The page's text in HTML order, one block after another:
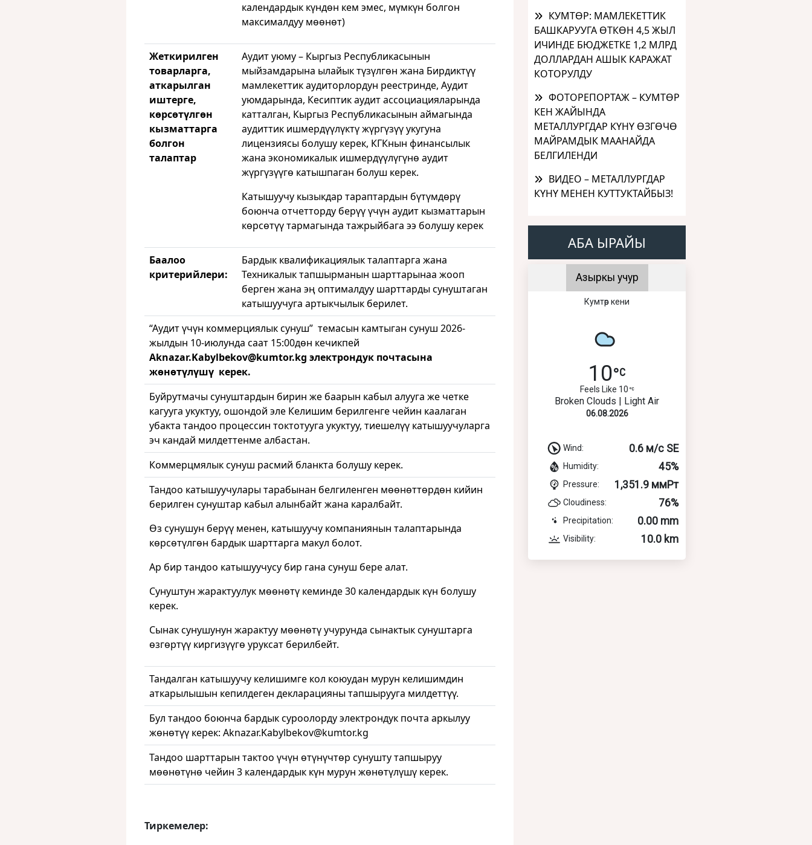
календардык күндөн кем эмес, мүмкүн болгон
максималдуу мөөнөт)
Жеткирилген
товарларга,
аткарылган
иштерге,
көрсөтүлгөн
кызматтарга
болгон
талаптар
Аудит уюму – Кыргыз Республикасынын
мыйзамдарына ылайык түзүлгөн жана Бирдиктүү
мамлекеттик аудиторлордун реестринде, Аудит
уюмдарында, Кесиптик аудит ассоциацияларында
катталган, Кыргыз Республикасынын аймагында
аудиттик ишмердүүлүктү жүргүзүү укугуна
лицензиясы болушу керек, КГКнын финансылык
жана экономикалык ишмердүүлүгүнө аудит
жүргүзүүгө катышпаган болуш керек.
Катышуучу кызыкдар тараптардын бүтүмдөрү
боюнча отчетторду берүү үчүн аудит кызматтарын
көрсөтүү тармагында тажрыйбага ээ болушу керек
Баалоо
критерийлери:
Бардык квалификациялык талаптарга жана
Техникалык тапшырманын шарттарынаа жооп
берген жана эң оптималдуу шарттарды сунуштаган
катышуучуга артыкчылык берилет.
“Аудит үчүн коммерциялык сунуш” темасын камтыган сунуш 2026-
жылдын 10-июлунда саат 15:00дөн кечикпей
Aknazar.Kabylbekov@kumtor.kg электрондук почтасына
жөнөтүлүшү керек.
Буйрутмачы сунуштардын бирин же баарын кабыл алууга же четке
кагууга укуктуу, ошондой эле Келишим берилгенге чейин каалаган
убакта тандоо процессин токтотууга укуктуу, тиешелүү катышуучуларга
эч кандай милдеттенме албастан.
Коммерцмялык сунуш расмий бланкта болушу керек.
Тандоо катышуучулары тарабынан белгиленген мөөнөттөрдөн кийин
берилген сунуштар кабыл алынбайт жана каралбайт.
Өз сунушун берүү менен, катышуучу компаниянын талаптарында
көрсөтүлгөн бардык шарттарга макул болот.
Ар бир тандоо катышуучусу бир гана сунуш бере алат.
Сунуштун жарактуулук мөөнөтү кеминде 30 календардык күн болушу
керек.
Сынак сунушунун жарактуу мөөнөтү учурунда сынактык сунуштарга
өзгөртүү киргизүүгө уруксат берилбейт.
Тандалган катышуучу келишимге кол коюудан мурун келишимдин
аткарылышын кепилдеген декларацияны тапшырууга милдеттүү.
Бул тандоо боюнча бардык суроолорду электрондук почта аркылуу
жөнөтүү керек: Aknazar.Kabylbekov@kumtor.kg
Тандоо шарттарын тактоо үчүн өтүнүчтөр сунушту тапшыруу
мөөнөтүнө чейин 3 календардык күн мурун жөнөтүлүшү керек.
Тиркемелер:
КУМТӨР: МАМЛЕКЕТТИК
БАШКАРУУГА ӨТКӨН 4,5 ЖЫЛ
ИЧИНДЕ БЮДЖЕТКЕ 1,2 МЛРД
ДОЛЛАРДАН АШЫК КАРАЖАТ
КОТОРУЛДУ
ФОТОРЕПОРТАЖ – КУМТӨР
КЕН ЖАЙЫНДА
МЕТАЛЛУРГДАР КҮНҮ ӨЗГӨЧӨ
МАЙРАМДЫК МААНАЙДА
БЕЛГИЛЕНДИ
ВИДЕО – МЕТАЛЛУРГДАР
КҮНҮ МЕНЕН КУТТУКТАЙБЫЗ!
АБА ЫРАЙЫ
Азыркы учур
Кумтөр кени
10
Feels Like 10
Broken Clouds | Light Air
06.08.2026
Wind: 0.6 м/с SE
Humidity: 45%
Pressure: 1,351.9 ммРт
Cloudiness: 76%
Precipitation: 0.00 mm
Visibility: 10.0 km